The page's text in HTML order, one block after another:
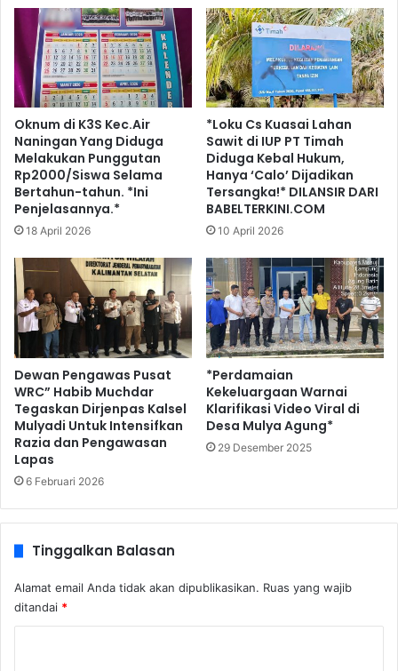
Oknum di K3S Kec.Air
Naningan Yang Diduga
Melakukan Punggutan
Rp2000/Siswa Selama
Bertahun-tahun. *Ini
Penjelasannya.*
18 April 2026
*Loku Cs Kuasai Lahan
Sawit di IUP PT Timah
Diduga Kebal Hukum,
Hanya ‘Calo’ Dijadikan
Tersangka!* DILANSIR DARI
BABELTERKINI.COM
10 April 2026
Dewan Pengawas Pusat
WRC” Habib Muchdar
Tegaskan Dirjenpas Kalsel
Mulyadi Untuk Intensifkan
Razia dan Pengawasan
Lapas
6 Februari 2026
*Perdamaian
Kekeluargaan Warnai
Klarifikasi Video Viral di
Desa Mulya Agung*
29 Desember 2025
Tinggalkan Balasan
Alamat email Anda tidak akan dipublikasikan. Ruas yang wajib
ditandai *